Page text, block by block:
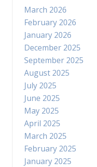
March 2026
February 2026
January 2026
December 2025
September 2025
August 2025
July 2025
June 2025
May 2025
April 2025
March 2025
February 2025
January 2025